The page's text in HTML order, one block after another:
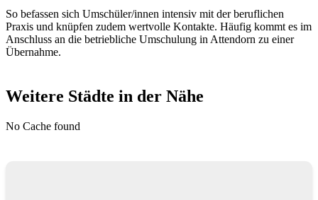
So befassen sich Umschüler/innen intensiv mit der beruflichen
Praxis und knüpfen zudem wertvolle Kontakte. Häufig kommt es im
Anschluss an die betriebliche Umschulung in Attendorn zu einer
Übernahme.
Weitere Städte in der Nähe
No Cache found